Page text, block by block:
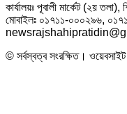
কার্যালয়ঃ পূবালী মার্কেট (২য়
মোবাইলঃ ০১৭১১-০০০২৯৬,
© সর্বস্বত্ব সংরক্ষিত।